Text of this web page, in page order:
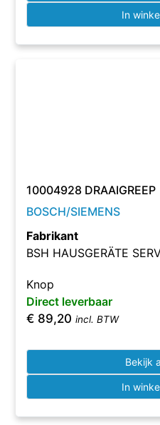
In
10004928 DRAAIGREEP
BOSCH/SIEMENS
Fabrikant
BSH HAUSGERÄTE
Knop
Direct leverbaar
€ 89,20 incl. BTW
Bekijk
In